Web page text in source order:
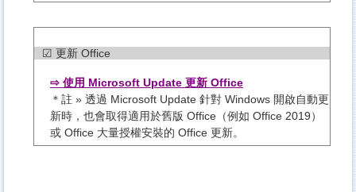
☑ 更新 Office
⇨ 使用 Microsoft Update 更新 Office
＊註 » 透過 Microsoft Update 針對 Windows 開啟自動更
新時，也會取得適用於舊版 Office（例如 Office 2019）
或 Office 大量授權安裝的 Office 更新。